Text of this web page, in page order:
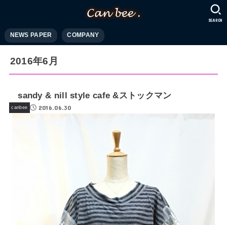
NEWS PAPER COMPANY
SEARCH
2016年6月
sandy & nill style cafe &ストックマン
canbee 2016.06.30